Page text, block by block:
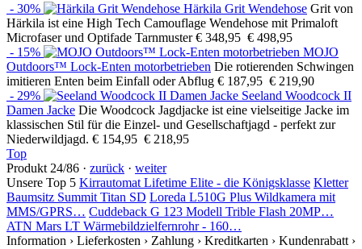
- 30% Härkila Grit Wendehose Grit von
Härkila ist eine High Tech Camouflage Wendehose mit Primaloft
Microfaser und Optifade Tarnmuster € 348,95 € 498,95
- 15%
MOJO
Outdoors™ Lock-Enten motorbetrieben Die rotierenden Schwingen
imitieren Enten beim Einfall oder Abflug € 187,95 € 219,90
- 29%
Seeland Woodcock II
Damen Jacke Die Woodcock Jagdjacke ist eine vielseitige Jacke im
klassischen Stil für die Einzel- und Gesellschaftjagd - perfekt zur
Niederwildjagd. € 154,95 € 218,95
Top
Produkt 24/86 · zurück · weiter
Unsere Top 5 Kirrautomat Lifetime Elite - die Königsklasse Kletter
Baumsitz Summit Titan SD Loreda L510G Plus Wildkamera mit
MMS/GPRS… Cuddeback G 123 Modell Trible Flash 20MP…
ATN Mars LT Wärmebildzielfernrohr - 160…
Information › Lieferkosten › Zahlung › Kreditkarten › Kundenrabatt ›